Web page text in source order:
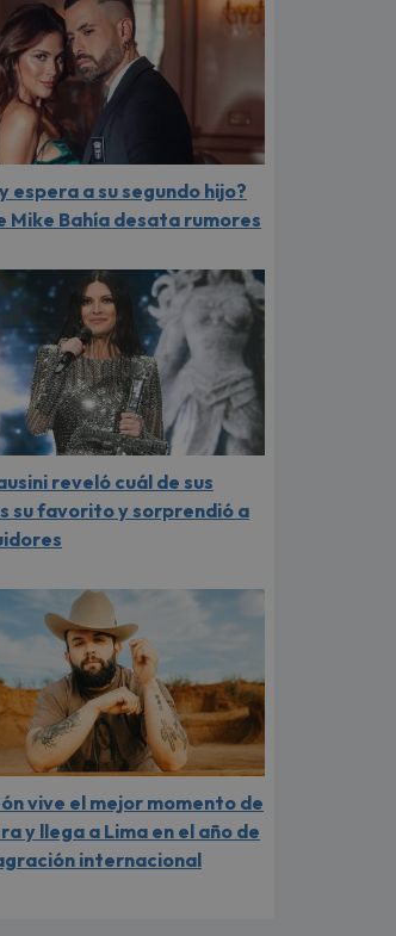
espera a su segundo hijo?
Mike Bahía desata rumores
reveló cuál de sus
su favorito y sorprendió a
vive el mejor momento de
y llega a Lima en el año de
internacional